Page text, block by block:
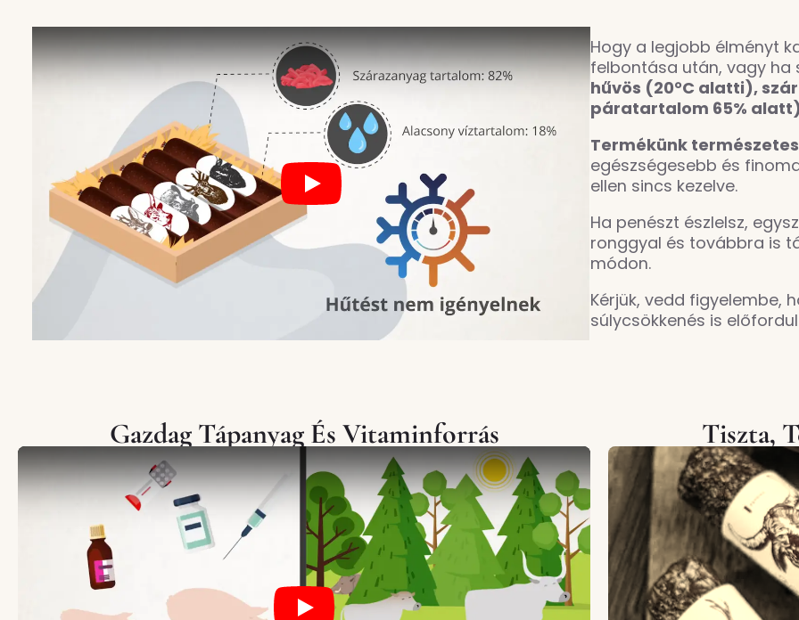
Play
Hogy a legjobb élményt
felbontása után, vagy
hűvös (20°C alatti),
páratartalom 65%
Termékünk
egészségesebb és
ellen sincs kezelve.
Ha penészt észlelsz,
ronggyal és továbbra is
módon.
Kérjük, vedd figyelembe,
súlycsökkenés is
Gazdag Tápanyag És Vitaminforrás Tiszta,